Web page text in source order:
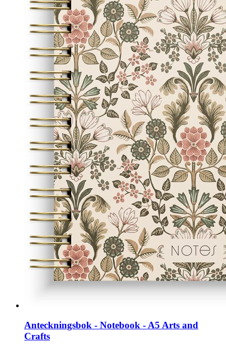
Anteckningsbok - Notebook - A5 Arts and
Crafts